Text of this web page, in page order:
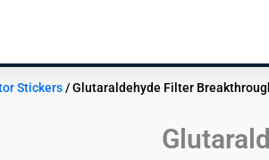
Stickers/ Glutaraldehyde Filter